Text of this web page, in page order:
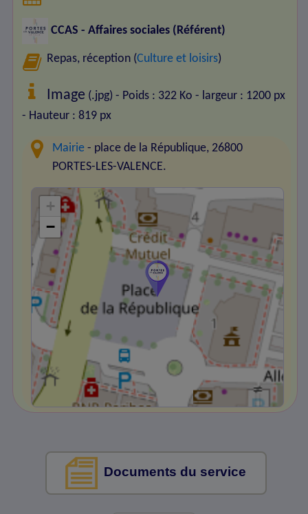
CCAS - Affaires sociales (Référent)
Repas, réception (Culture et loisirs)
Image (.jpg) - Poids : 322 Ko - largeur : 1200 px
- Hauteur : 819 px
Mairie - place de la République, 26800
PORTES-LES-VALENCE.
+
−
Documents du service